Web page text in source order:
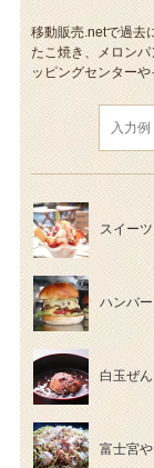
移動販売.netで過去
たこ焼き、メロン
ッピングセンター
スイーツ
ハンバ
白玉ぜ
富士宮